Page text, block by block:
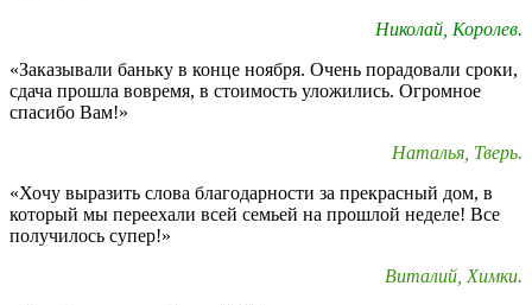
Николай, Королев.
«Заказывали баньку в конце ноября. Очень порадовали сроки,
сдача прошла вовремя, в стоимость уложились. Огромное
спасибо Вам!»
Наталья, Тверь.
«Хочу выразить слова благодарности за прекрасный дом, в
который мы переехали всей семьей на прошлой неделе! Все
получилось супер!»
Виталий, Химки.